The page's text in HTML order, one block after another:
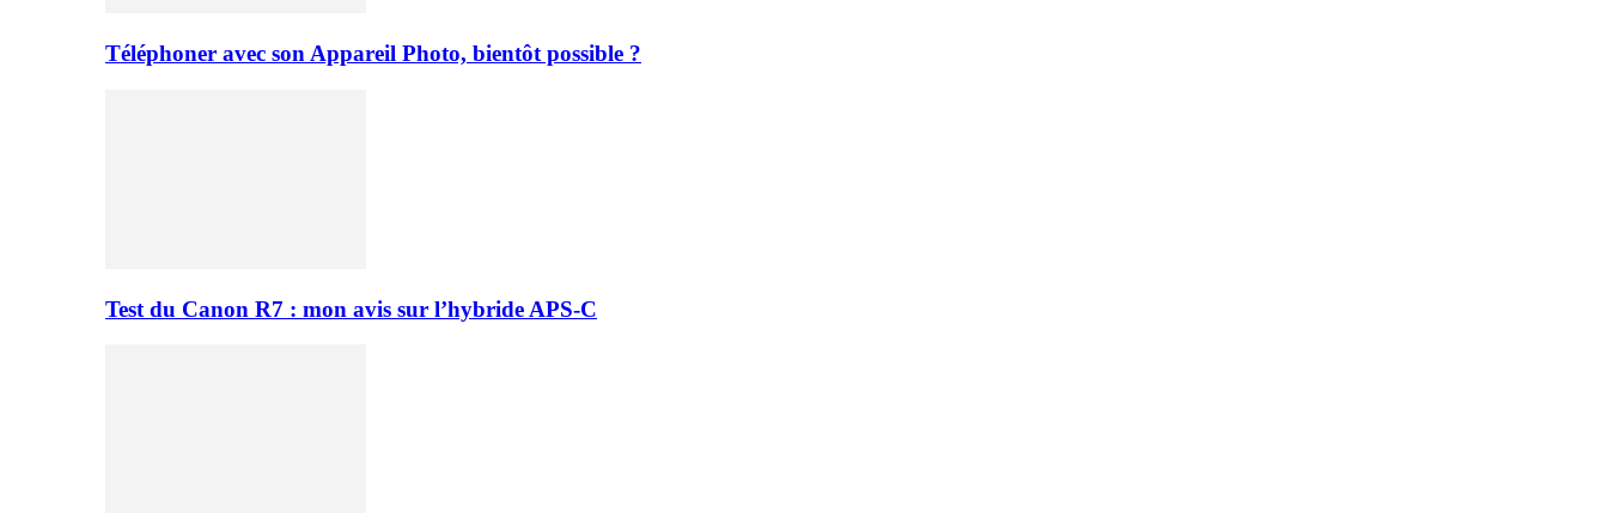
Téléphoner avec son Appareil Photo, bientôt possible ?
Test du Canon R7 : mon avis sur l’hybride APS-C